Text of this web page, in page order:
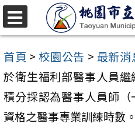
跳
至
主
要
內
容
首頁 > 校園公告 > 最新消
於衛生福利部醫事人員
積分採認為醫事人員師
資格之醫事專業訓練時數。
選
單